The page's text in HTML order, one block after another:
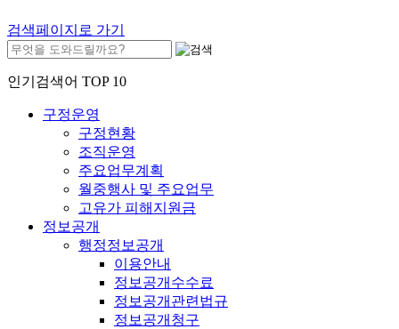
검색페이지로 가기
인기검색어 TOP 10
구정운영
구정현황
조직운영
주요업무계획
월중행사 및 주요업무
고유가 피해지원금
정보공개
행정정보공개
이용안내
정보공개수수료
정보공개관련법규
정보공개청구